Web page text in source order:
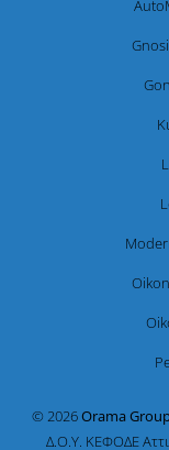
© 2026Orama
Δ.Ο.Υ. ΚΕΦΟΔΕ